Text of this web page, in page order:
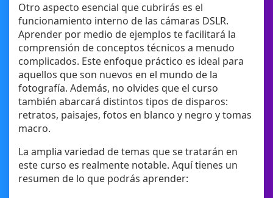
Otro aspecto esencial que cubrirás es el
funcionamiento interno de las cámaras DSLR.
Aprender por medio de ejemplos te facilitará la
comprensión de conceptos técnicos a menudo
complicados. Este enfoque práctico es ideal para
aquellos que son nuevos en el mundo de la
fotografía. Además, no olvides que el curso
también abarcará distintos tipos de disparos:
retratos, paisajes, fotos en blanco y negro y tomas
macro.
La amplia variedad de temas que se tratarán en
este curso es realmente notable. Aquí tienes un
resumen de lo que podrás aprender: